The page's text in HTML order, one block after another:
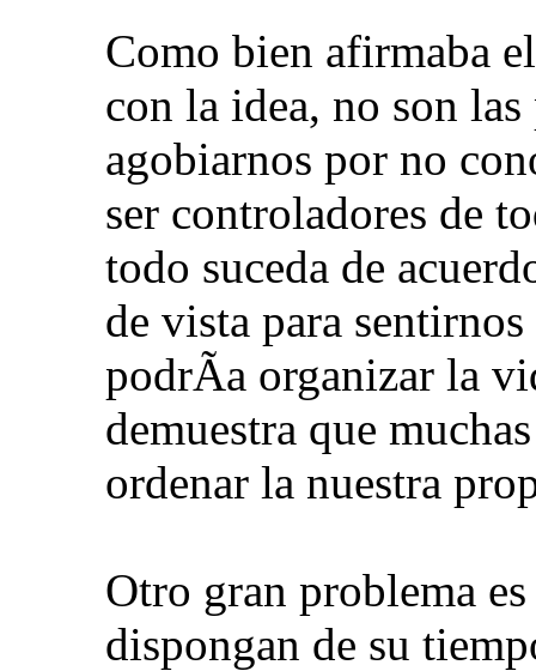
Como bien afirmaba
con la idea, no son
agobiarnos por no
ser controladores de
todo suceda de
de vista para
podrÃ­a organizar la
demuestra que
ordenar la nuestra
Otro gran problema
dispongan de su